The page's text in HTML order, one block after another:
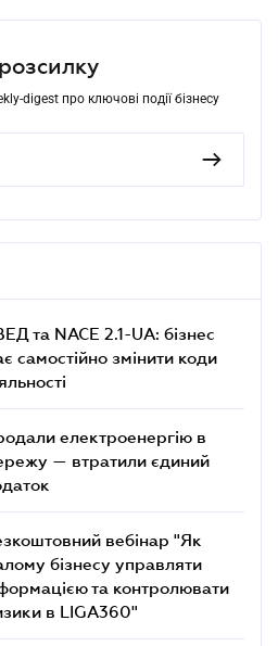
digest про ключові події бізнесу
та NACE 2.1-UA: бізнес
самостійно змінити коди
електроенергію в
— втратили єдиний
вебінар "Як
бізнесу управляти
та контролювати
в LIGA360"